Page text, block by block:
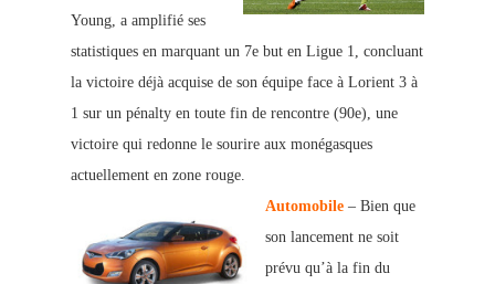
Young, a amplifié ses
statistiques en marquant un 7e but en Ligue 1, concluant
la victoire déjà acquise de son équipe face à Lorient 3 à
1 sur un pénalty en toute fin de rencontre (90e), une
victoire qui redonne le sourire aux monégasques
actuellement en zone rouge.
Automobile – Bien que
son lancement ne soit
prévu qu’à la fin du